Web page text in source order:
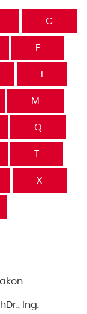
C
F
M
Q
T
X
Ing.